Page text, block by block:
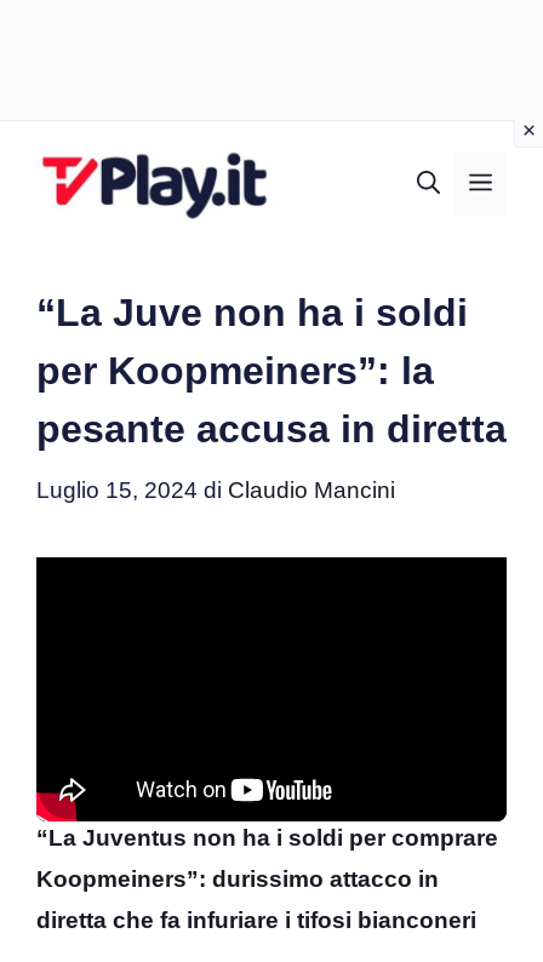
“La Juve non ha i soldi
per Koopmeiners”: la
pesante accusa in diretta
Luglio 15, 2024 di Claudio Mancini
“La Juventus non ha i soldi per comprare
Koopmeiners”: durissimo attacco in
diretta che fa infuriare i tifosi bianconeri